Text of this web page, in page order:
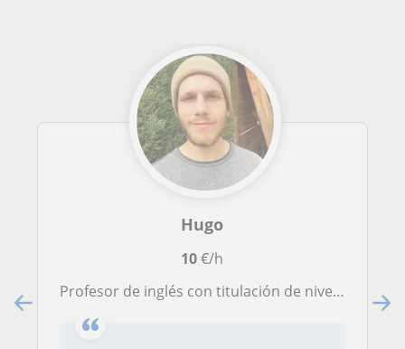
Hugo
10€/h
Profesor de inglés con titulación de nivel B2 (Grade B, Cambridge) ofrece clases de apoyo en Murcia cubriendo todas las áreas del idioma